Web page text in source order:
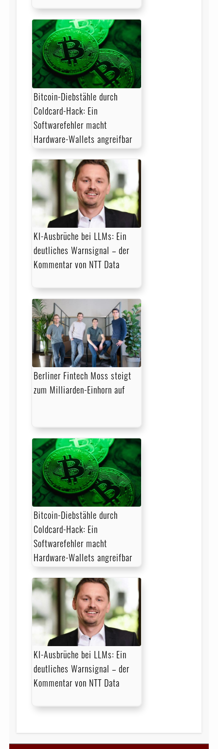
Bitcoin-Diebstähle durch
Coldcard-Hack: Ein
Softwarefehler macht
Hardware-Wallets angreifbar
KI-Ausbrüche bei LLMs: Ein
deutliches Warnsignal – der
Kommentar von NTT Data
Berliner Fintech Moss steigt
zum Milliarden-Einhorn auf
Bitcoin-Diebstähle durch
Coldcard-Hack: Ein
Softwarefehler macht
Hardware-Wallets angreifbar
KI-Ausbrüche bei LLMs: Ein
deutliches Warnsignal – der
Kommentar von NTT Data